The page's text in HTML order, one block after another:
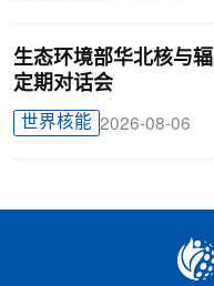
生态环境部华北核与
定期对话会
世界核能 2026-08-06